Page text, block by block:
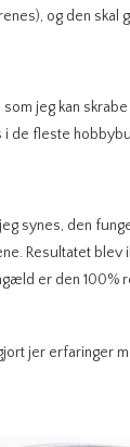
og den skal
jeg kan
i de fleste
synes, den
Resultatet blev
er den
jer erfaringer